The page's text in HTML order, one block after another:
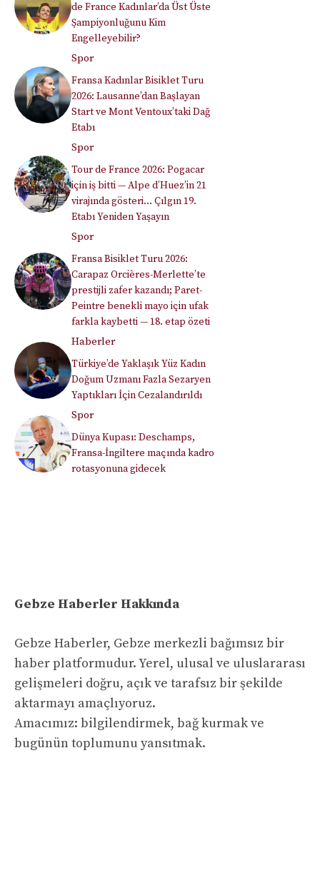
de France Kadınlar’da Üst Üste
Şampiyonluğunu Kim
Engelleyebilir?
Spor
Fransa Kadınlar Bisiklet Turu
2026: Lausanne’dan Başlayan
Start ve Mont Ventoux’taki Dağ
Etabı
Spor
Tour de France 2026: Pogacar
için iş bitti — Alpe d’Huez’in 21
virajında gösteri… Çılgın 19.
Etabı Yeniden Yaşayın
Spor
Fransa Bisiklet Turu 2026:
Carapaz Orcières-Merlette’te
prestijli zafer kazandı; Paret-
Peintre benekli mayo için ufak
farkla kaybetti — 18. etap özeti
Haberler
Türkiye’de Yaklaşık Yüz Kadın
Doğum Uzmanı Fazla Sezaryen
Yaptıkları İçin Cezalandırıldı
Spor
Dünya Kupası: Deschamps,
Fransa-İngiltere maçında kadro
rotasyonuna gidecek
Gebze Haberler Hakkında
Gebze Haberler, Gebze merkezli bağımsız bir
haber platformudur. Yerel, ulusal ve uluslararası
gelişmeleri doğru, açık ve tarafsız bir şekilde
aktarmayı amaçlıyoruz.
Amacımız: bilgilendirmek, bağ kurmak ve
bugünün toplumunu yansıtmak.